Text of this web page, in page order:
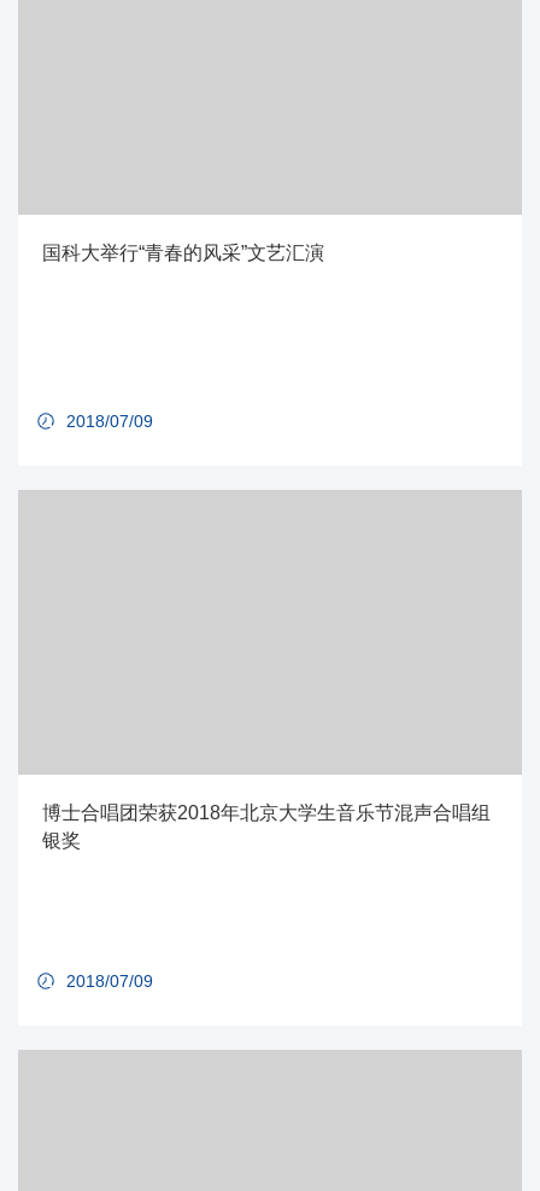
国科大举行“青春的风采”文艺汇演
2018/07/09
博士合唱团荣获2018年北京大学生音乐节混声合唱组
银奖
2018/07/09